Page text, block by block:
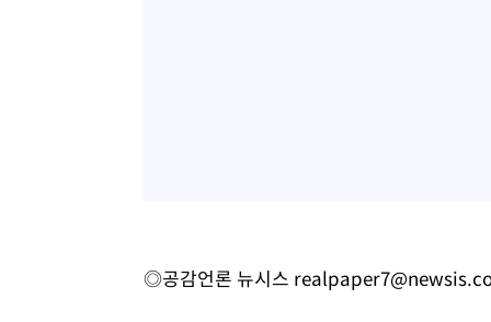
◎공감언론 뉴시스